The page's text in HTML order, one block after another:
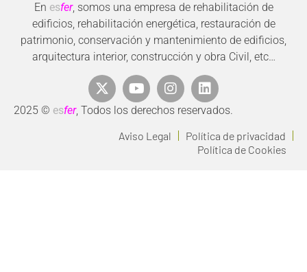
En esfer, somos una empresa de rehabilitación de
edificios, rehabilitación energética, restauración de
patrimonio, conservación y mantenimiento de edificios,
arquitectura interior, construcción y obra Civil, etc…
2025 © esfer, Todos los derechos reservados.
Aviso Legal
Política de privacidad
Política de Cookies